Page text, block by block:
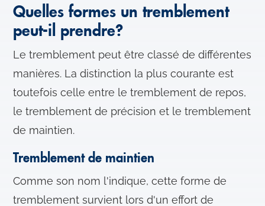
Quelles formes un tremblement
peut-il prendre?
Le tremblement peut être classé de différentes
manières. La distinction la plus courante est
toutefois celle entre le tremblement de repos,
le tremblement de précision et le tremblement
de maintien.
Tremblement de maintien
Comme son nom l'indique, cette forme de
tremblement survient lors d'un effort de